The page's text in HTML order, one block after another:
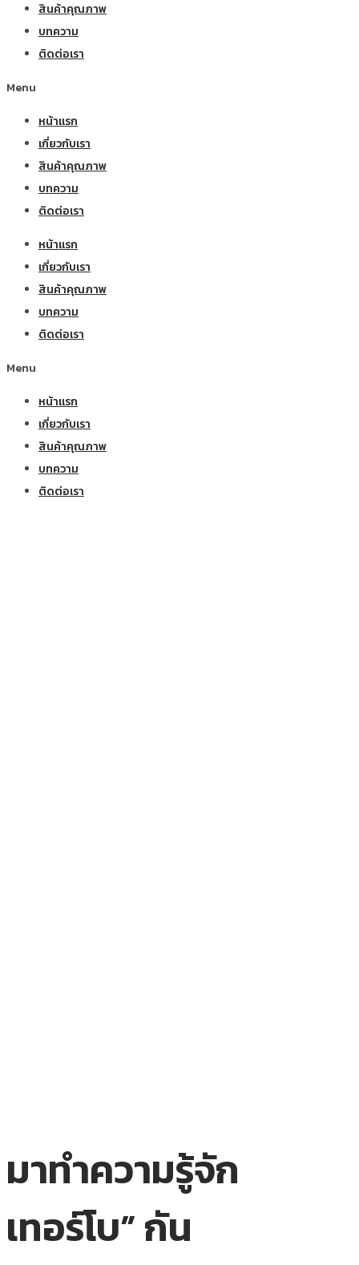
สินค้าคุณภาพ
บทความ
ติดต่อเรา
Menu
หน้าแรก
เกี่ยวกับเรา
สินค้าคุณภาพ
บทความ
ติดต่อเรา
หน้าแรก
เกี่ยวกับเรา
สินค้าคุณภาพ
บทความ
ติดต่อเรา
Menu
หน้าแรก
เกี่ยวกับเรา
สินค้าคุณภาพ
บทความ
ติดต่อเรา
มาทำความรู้จัก
เทอร์โบ” กัน